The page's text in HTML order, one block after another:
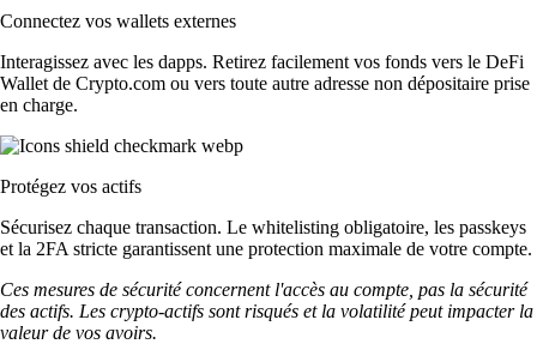
Connectez vos wallets externes
Interagissez avec les dapps. Retirez facilement vos fonds vers le DeFi
Wallet de Crypto.com ou vers toute autre adresse non dépositaire prise
en charge.
Protégez vos actifs
Sécurisez chaque transaction. Le whitelisting obligatoire, les passkeys
et la 2FA stricte garantissent une protection maximale de votre compte.
Ces mesures de sécurité concernent l'accès au compte, pas la sécurité
des actifs. Les crypto-actifs sont risqués et la volatilité peut impacter la
valeur de vos avoirs.